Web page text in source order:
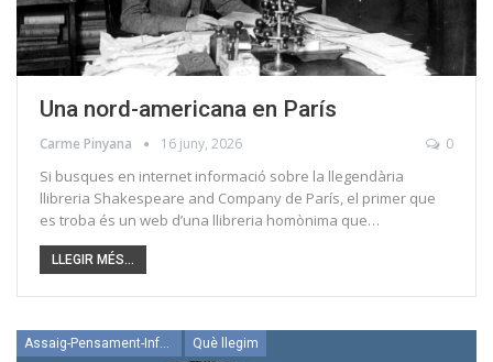
Una nord-americana en París
Carme Pinyana 16 juny, 2026 0
Si busques en internet informació sobre la llegendària
llibreria Shakespeare and Company de París, el primer que
es troba és un web d’una llibreria homònima que…
LLEGIR MÉS...
Assaig-Pensament-Informació Què llegim